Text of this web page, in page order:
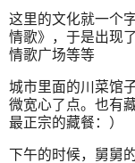
这里的文化就一个
情歌》，于是出现
情歌广场等等
城市里面的川菜馆
微宽心了点。也有
最正宗的藏餐：）
下午的时候，舅舅